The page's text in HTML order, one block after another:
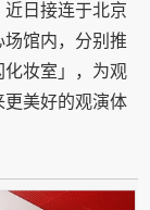
日接连于北京
馆内，分别推
化妆室」，为观
更美好的观演体